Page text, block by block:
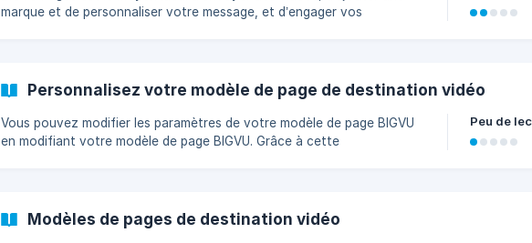
marque et de personnaliser votre message, et d’engager vos
prennent en charge cette fonctionnalité ? Disponible sur toutes les
les pages de destinati
Personnalisez votre modèle de page de destination vidéo
Vous pouvez modifier les paramètres de votre modèle de page BIGVU
en modifiant votre modèle de page BIGVU. Grâce à cette
sociaux. Application Web Allez dans l’onglet Pages (1) dans le menu de
droite Naviguez vers le volet supérieu
Peu de
Modèles de pages de destination vidéo